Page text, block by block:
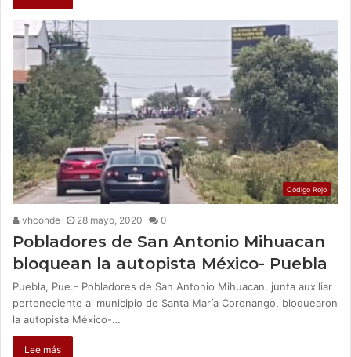
Código Rojo
vhconde 28 mayo, 2020 0
Pobladores de San Antonio Mihuacan
bloquean la autopista México- Puebla
Puebla, Pue.- Pobladores de San Antonio Mihuacan, junta auxiliar
perteneciente al municipio de Santa María Coronango, bloquearon
la autopista México-…
Lee más